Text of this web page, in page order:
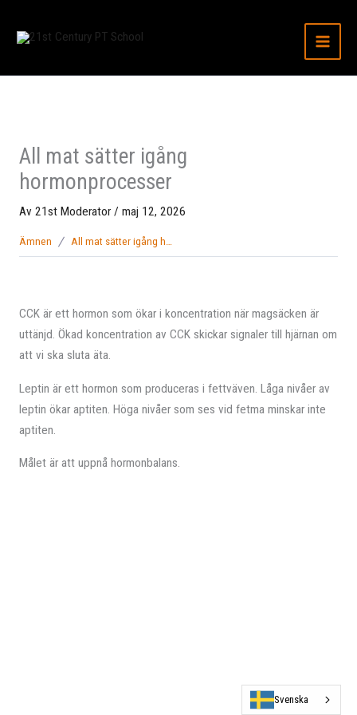
All mat sätter igång
hormonprocesser
Av 21st Moderator/ maj 12, 2026
Ämnen
CCK är ett hormon som ökar i koncentration när magsäcken är
uttänjd. Ökad koncentration av CCK skickar signaler till hjärnan om
att vi ska sluta äta.
Leptin är ett hormon som produceras i fettväven. Låga nivåer av
leptin ökar aptiten. Höga nivåer som ses vid fetma minskar inte
aptiten.
Målet är att uppnå hormonbalans.
Svenska